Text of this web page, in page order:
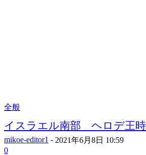
全般
イスラエル南部 ヘロデ王時
mikoe-editor1 - 2021年6月8日 10:59
0